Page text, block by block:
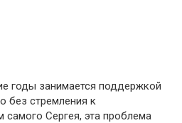
годы занимается поддержкой
без стремления к
самого Сергея, эта проблема